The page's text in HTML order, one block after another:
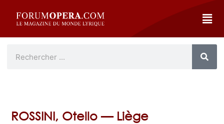
ROSSINI, Otello — Liège